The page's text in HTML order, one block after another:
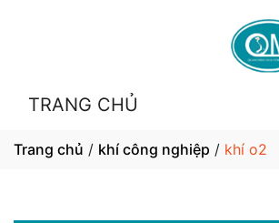
TRANG CHỦ
Trang chủ / khí công nghiệp / khí o2